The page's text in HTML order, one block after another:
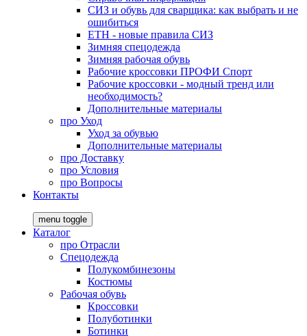
СИЗ и обувь для сварщика: как выбрать и не
ошибиться
ЕТН - новые правила СИЗ
Зимняя спецодежда
Зимняя рабочая обувь
Рабочие кроссовки ПРОФИ Спорт
Рабочие кроссовки - модный тренд или
необходимость?
Дополнительные материалы
про Уход
Уход за обувью
Дополнительные материалы
про Доставку
про Условия
про Вопросы
Контакты
menu toggle
Каталог
про Отрасли
Спецодежда
Полукомбинезоны
Костюмы
Рабочая обувь
Кроссовки
Полуботинки
Ботинки